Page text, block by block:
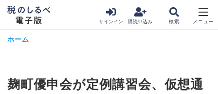
サインイン 購読申込み
ホーム
麹町優申会が定例講習会、仮想通